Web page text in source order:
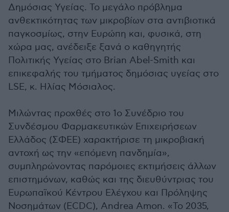
Δημόσιας Υγείας. Το μεγάλο πρόβλημα
ανθεκτικότητας των μικροβίων στα αντιβιοτικά
παγκοσμίως, στην Ευρώπη και, φυσικά, στη
χώρα μας, ανέδειξε ξανά ο καθηγητής
Πολιτικής Υγείας στο Brian Abel-Smith και
επικεφαλής του τμήματος δημόσιας υγείας στο
LSE, κ. Ηλίας Μόσιαλος.
Μιλώντας προχθές στο 1ο Συνέδριο του
Συνδέσμου Φαρμακευτικών Επιχειρήσεων
Ελλάδος (ΣΦΕΕ) χαρακτήρισε τη μικροβιακή
αντοχή ως την «επόμενη πανδημία»,
συμπληρώνοντας παρόμοιες εκτιμήσεις άλλων
επιστημόνων, καθώς και της διευθύντριας του
Ευρωπαϊκού Κέντρου Ελέγχου και Πρόληψης
Νοσημάτων (ECDC), Andrea Amon. «Το 2035,